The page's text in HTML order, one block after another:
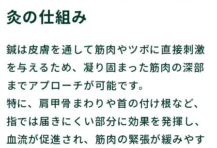
灸の仕組み
鍼は皮膚を通して筋肉やツボに直接刺激
を与えるため、凝り固まった筋肉の深部
までアプローチが可能です。
特に、肩甲骨まわりや首の付け根など、
指では届きにくい部分に効果を発揮し、
血流が促進され、筋肉の緊張が緩みやす